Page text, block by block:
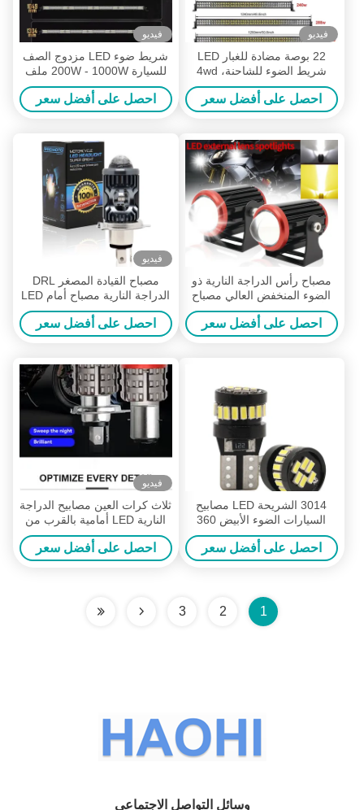
فيديو
22 بوصة مضادة للغبار LED
شريط الضوء للشاحنة، 4wd
جيب SUV قارب LED Offroad
ضوء شريط
احصل على أفضل سعر
فيديو
شريط ضوء LED مزدوج الصف
للسيارة 200W - 1000W ملف
الألومنيوم
احصل على أفضل سعر
مصباح رأس الدراجة النارية ذو
الضوء المنخفض العالي مصباح
رأس الدراجة النارية ذو الضوء
المنخفض
احصل على أفضل سعر
فيديو
مصباح القيادة المصغر DRL
الدراجة النارية مصباح أمام LED
لمبة H4 H6 BA20D P15D
السيارات السيارات عيون السمك
جهاز عرض عدسة مزدوجة اللون
احصل على أفضل سعر
3014 الشريحة LED مصابيح
السيارات الضوء الأبيض 360
درجة زاوية شعاع T10 3014
24smd تيار ثابت مصابيح LED
مشرقة
احصل على أفضل سعر
فيديو
ثلاث كرات العين مصابيح الدراجة
النارية LED أمامية بالقرب من
الصفراء البيضاء البعيدة الضوء
المساعد
احصل على أفضل سعر
1
2
3
وسائل التواصل الاجتماعي